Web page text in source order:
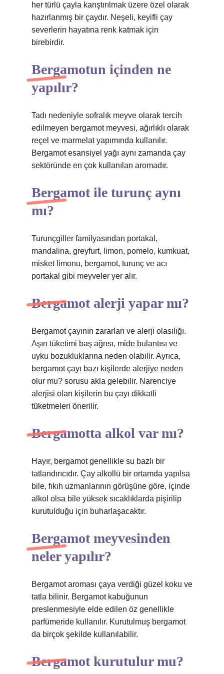
her türlü çayla karıştırılmak üzere özel olarak
hazırlanmış bir çaydır. Neşeli, keyifli çay
severlerin hayatına renk katmak için
birebirdir.
Bergamotun içinden ne
yapılır?
Tadı nedeniyle sofralık meyve olarak tercih
edilmeyen bergamot meyvesi, ağırlıklı olarak
reçel ve marmelat yapımında kullanılır.
Bergamot esansiyel yağı aynı zamanda çay
sektöründe en çok kullanılan aromadır.
Bergamot ile turunç aynı
mı?
Turunçgiller familyasından portakal,
mandalina, greyfurt, limon, pomelo, kumkuat,
misket limonu, bergamot, turunç ve acı
portakal gibi meyveler yer alır.
Bergamot alerji yapar mı?
Bergamot çayının zararları ve alerji olasılığı.
Aşırı tüketimi baş ağrısı, mide bulantısı ve
uyku bozukluklarına neden olabilir. Ayrıca,
bergamot çayı bazı kişilerde alerjiye neden
olur mu? sorusu akla gelebilir. Narenciye
alerjisi olan kişilerin bu çayı dikkatli
tüketmeleri önerilir.
Bergamotta alkol var mı?
Hayır, bergamot genellikle su bazlı bir
tatlandırıcıdır. Çay alkollü bir ortamda yapılsa
bile, fıkıh uzmanlarının görüşüne göre, içinde
alkol olsa bile yüksek sıcaklıklarda pişirilip
kurutulduğu için buharlaşacaktır.
Bergamot meyvesinden
neler yapılır?
Bergamot aroması çaya verdiği güzel koku ve
tatla bilinir. Bergamot kabuğunun
preslenmesiyle elde edilen öz genellikle
parfümeride kullanılır. Kurutulmuş bergamot
da birçok şekilde kullanılabilir.
Bergamot kurutulur mu?